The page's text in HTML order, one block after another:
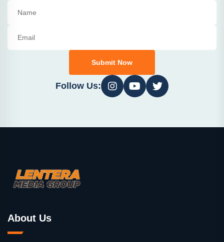
Submit Now
Follow Us:
About Us